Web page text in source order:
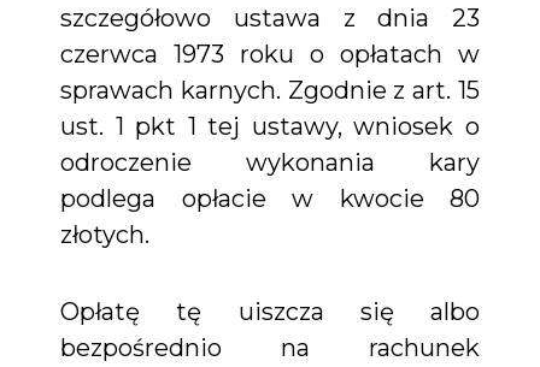
szczegółowo ustawa z dnia 23
czerwca 1973 roku o opłatach w
sprawach karnych. Zgodnie z art. 15
ust. 1 pkt 1 tej ustawy, wniosek o
odroczenie wykonania kary
podlega opłacie w kwocie 80
złotych.
Opłatę tę uiszcza się albo
bezpośrednio na rachunek